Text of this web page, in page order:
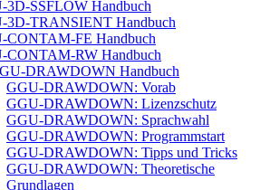
3D-SSFLOW Handbuch
3D-TRANSIENT Handbuch
CONTAM-FE Handbuch
CONTAM-RW Handbuch
DRAWDOWN Handbuch
GGU-DRAWDOWN: Vorab
GGU-DRAWDOWN: Lizenzschutz
GGU-DRAWDOWN: Sprachwahl
GGU-DRAWDOWN: Programmstart
GGU-DRAWDOWN: Tipps und Tricks
GGU-DRAWDOWN: Theoretische
Grundlagen